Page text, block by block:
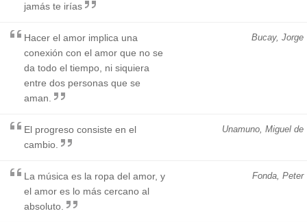
jamás te irías
Bucay, Jorge
Hacer el amor implica una
conexión con el amor que no se
da todo el tiempo, ni siquiera
entre dos personas que se
aman.
Unamuno, Miguel de
El progreso consiste en el
cambio.
Fonda, Peter
La música es la ropa del amor, y
el amor es lo más cercano al
absoluto.